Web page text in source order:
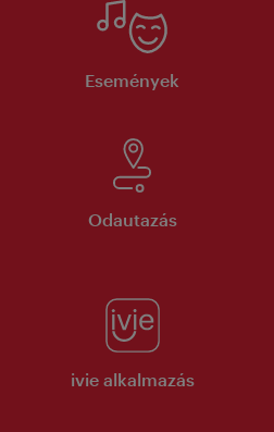
Események
Odautazás
ivie alkalmazás